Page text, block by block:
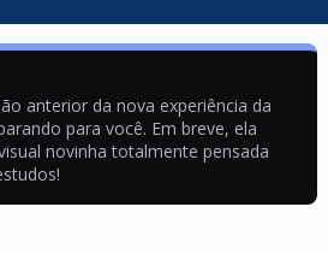
anterior da nova experiência da
para você. Em breve, ela
novinha totalmente pensada